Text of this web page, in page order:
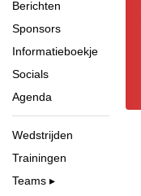
Berichten
Sponsors
Informatieboekje
Socials
Agenda
Wedstrijden
Trainingen
Teams